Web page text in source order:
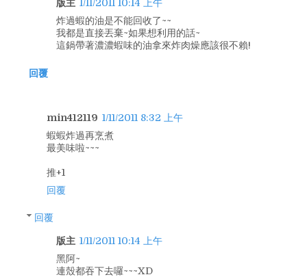
版主
1/11/2011 10:14 上午
炸過蝦的油是不能回收了~~
我都是直接丟棄~如果想利用的話~
這鍋帶著濃濃蝦味的油拿來炸肉燥應該很不賴!
回覆
min412119 1/11/2011 8:32 上午
蝦蝦炸過再烹煮
最美味啦~~~
推+1
回覆
回覆
版主 1/11/2011 10:14 上午
黑阿~
連殼都吞下去囉~~~XD